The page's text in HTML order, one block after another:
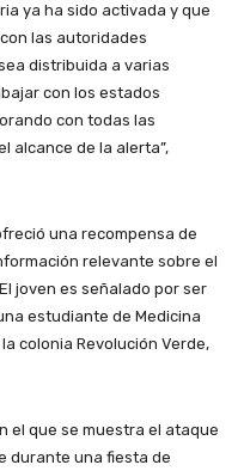
ya ha sido activada y que
las autoridades
distribuida a varias
con los estados
con todas las
alcance de la alerta”,
una recompensa de
relevante sobre el
joven es señalado por ser
estudiante de Medicina
colonia Revolución Verde,
el que se muestra el ataque
durante una fiesta de